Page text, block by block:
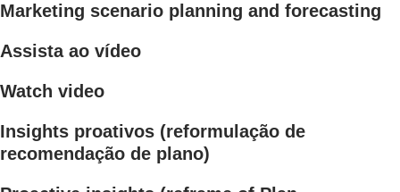
Marketing scenario planning and forecasting
Assista ao vídeo
Watch video
Insights proativos (reformulação de
recomendação de plano)